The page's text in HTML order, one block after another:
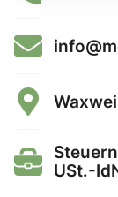
USt.-